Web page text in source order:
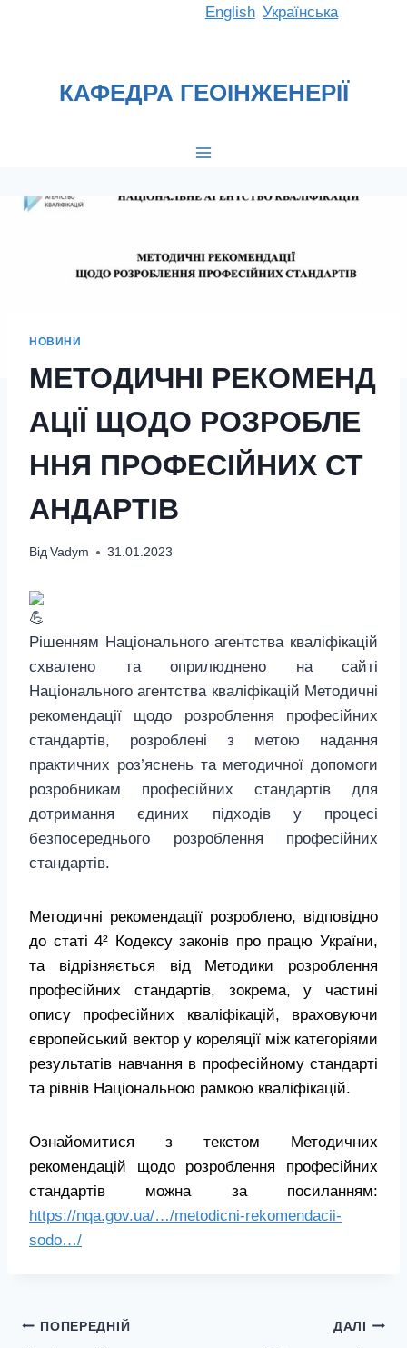
English Українська
КАФЕДРА ГЕОІНЖЕНЕРІЇ
НОВИНИ
МЕТОДИЧНІ РЕКОМЕНД
АЦІЇ ЩОДО РОЗРОБЛЕ
ННЯ ПРОФЕСІЙНИХ СТ
АНДАРТІВ
Від Vadym 31.01.2023
Рішенням Національного агентства кваліфікацій
схвалено та оприлюднено на сайті
Національного агентства кваліфікацій Методичні
рекомендації щодо розроблення професійних
стандартів, розроблені з метою надання
практичних роз’яснень та методичної допомоги
розробникам професійних стандартів для
дотримання єдиних підходів у процесі
безпосереднього розроблення професійних
стандартів.
Методичні рекомендації розроблено, відповідно
до статі 4² Кодексу законів про працю України,
та відрізняється від Методики розроблення
професійних стандартів, зокрема, у частині
опису професійних кваліфікацій, враховуючи
європейський вектор у кореляції між категоріями
результатів навчання в професійному стандарті
та рівнів Національною рамкою кваліфікацій.
Ознайомитися з текстом Методичних
рекомендацій щодо розроблення професійних
стандартів можна за посиланням:
https://nqa.gov.ua/…/metodicni-rekomendacii-
sodo…/
Навігація
ПОПЕРЕДНІЙ ДАЛІ